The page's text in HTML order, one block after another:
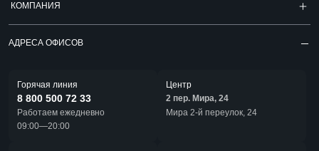
КОМПАНИЯ
АДРЕСА ОФИСОВ
Горячая линия
8 800 500 72 33
Работаем ежедневно
09:00—20:00
Центр
2 пер. Мира, 24
Мира 2-й переулок, 24